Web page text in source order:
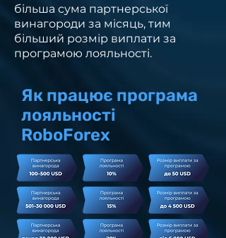
більша сума партнерської
винагороди за місяць, тим
більший розмір виплати за
програмою лояльності.
Як працює програма
лояльності
RoboForex